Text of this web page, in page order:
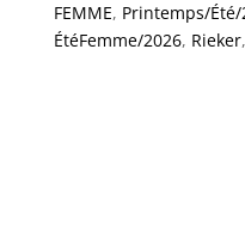
FEMME, Printemps/Été/
ÉtéFemme/2026, Rieker,